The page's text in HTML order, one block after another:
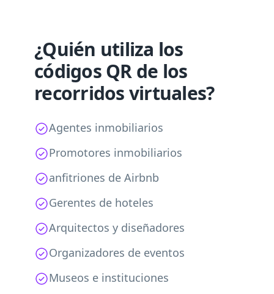
¿Quién utiliza los
códigos QR de los
recorridos virtuales?
Agentes inmobiliarios
Promotores inmobiliarios
anfitriones de Airbnb
Gerentes de hoteles
Arquitectos y diseñadores
Organizadores de eventos
Museos e instituciones